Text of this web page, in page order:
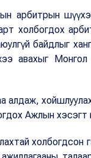
арбитрын
холбогдох
байдлыг
авахыг
алдаж,
Ажлын хэсэгт
холбогдсон